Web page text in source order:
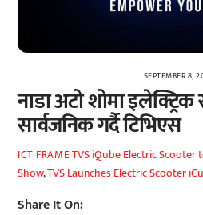
SEPTEMBER 8,
नाडा अटो शोमा
सार्वजनिक गर्दै टिभिएस
ICT FRAMETVS iQube Electric Scooter
Show,TVS Launches Electric Scooter
Share It On: